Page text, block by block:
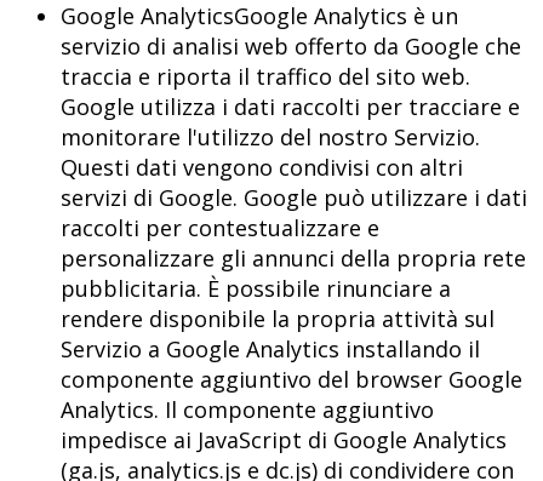
Google AnalyticsGoogle Analytics è un
servizio di analisi web offerto da Google che
traccia e riporta il traffico del sito web.
Google utilizza i dati raccolti per tracciare e
monitorare l'utilizzo del nostro Servizio.
Questi dati vengono condivisi con altri
servizi di Google. Google può utilizzare i dati
raccolti per contestualizzare e
personalizzare gli annunci della propria rete
pubblicitaria. È possibile rinunciare a
rendere disponibile la propria attività sul
Servizio a Google Analytics installando il
componente aggiuntivo del browser Google
Analytics. Il componente aggiuntivo
impedisce ai JavaScript di Google Analytics
(ga.js, analytics.js e dc.js) di condividere con